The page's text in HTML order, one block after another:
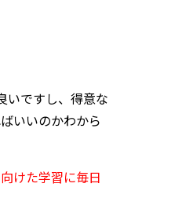
いですし、得意な
いいのかわから
けた学習に毎日